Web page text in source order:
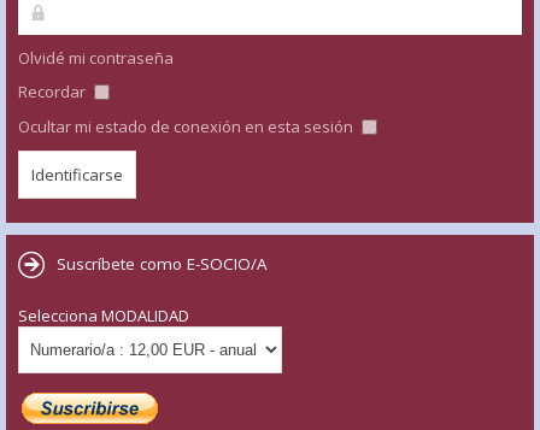
Olvidé mi contraseña
Recordar
Ocultar mi estado de conexión en esta sesión
Suscríbete como E-SOCIO/A
Selecciona MODALIDAD